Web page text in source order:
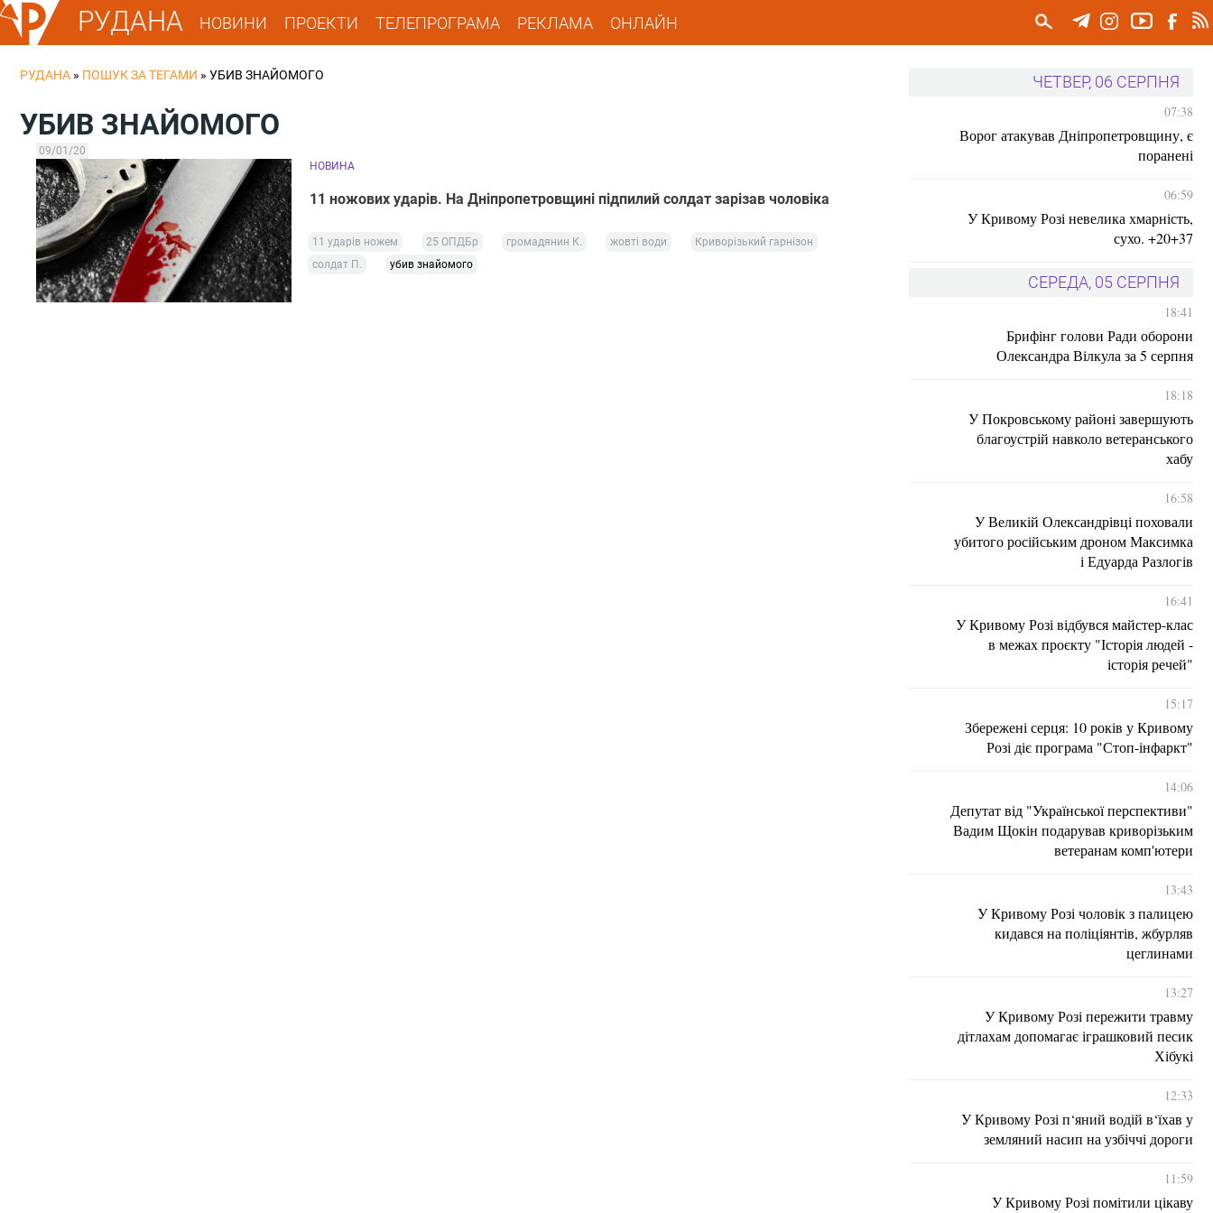
РУДАНА НОВИНИ ПРОЕКТИ ТЕЛЕПРОГРАМА РЕКЛАМА ОНЛАЙН
РУДАНА » ПОШУК ЗА ТЕГАМИ » УБИВ ЗНАЙОМОГО
УБИВ ЗНАЙОМОГО
09/01/20
НОВИНА
11 ножових ударів. На Дніпропетровщині підпилий солдат зарізав чоловіка
11 ударів ножем 25 ОПДБр громадянин К. жовті води
Криворізький гарнізон
солдат П.
убив знайомого
ЧЕТВЕР, 06 СЕРПНЯ
07:38
Ворог атакував Дніпропетровщину, є
поранені
06:59
У Кривому Розі невелика хмарність,
сухо. +20+37
СЕРЕДА, 05 СЕРПНЯ
18:41
Брифінг голови Ради оборони
Олександра Вілкула за 5 серпня
18:18
У Покровському районі завершують
благоустрій навколо ветеранського
хабу
16:58
У Великій Олександрівці поховали
убитого російським дроном Максимка
і Едуарда Разлогів
16:41
У Кривому Розі відбувся майстер-клас
в межах проєкту "Історія людей -
історія речей"
15:17
Збережені серця: 10 років у Кривому
Розі діє програма "Стоп-інфаркт"
14:06
Депутат від "Української перспективи"
Вадим Щокін подарував криворізьким
ветеранам комп'ютери
13:43
У Кривому Розі чоловік з палицею
кидався на поліціянтів, жбурляв
цеглинами
13:27
У Кривому Розі пережити травму
дітлахам допомагає іграшковий песик
Хібукі
12:33
У Кривому Розі п‘яний водій в‘їхав у
земляний насип на узбіччі дороги
11:59
У Кривому Розі помітили цікаву